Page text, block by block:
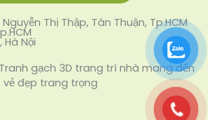
Thị Thập, Tân Thuận, Tp.HCM
Nội
gạch 3D trang trí nhà mang đến
vẻ đẹp trang trọng